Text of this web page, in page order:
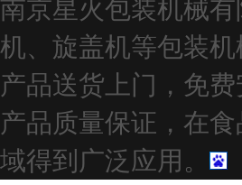
南京星火包装机械
机、旋盖机等包装
产品送货上门，免
产品质量保证，在
域得到广泛应用。